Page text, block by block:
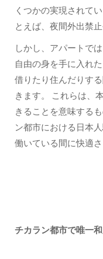
くつかの実現されて
とえば、夜間外出禁止
しかし、アパートで
自由の身を手に入れ
借りたり住んだりす
きます。 これらは、
きることを意味する
ン都市における日本
働いている間に快適
チカラン都市で唯一